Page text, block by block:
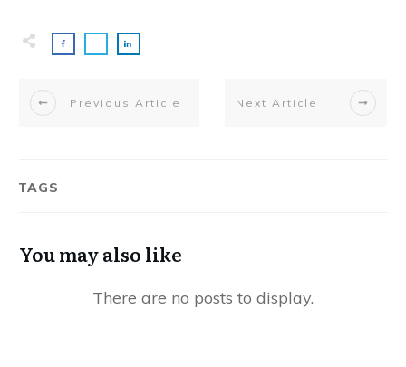
Previous Article Next Article
TAGS
You may also like